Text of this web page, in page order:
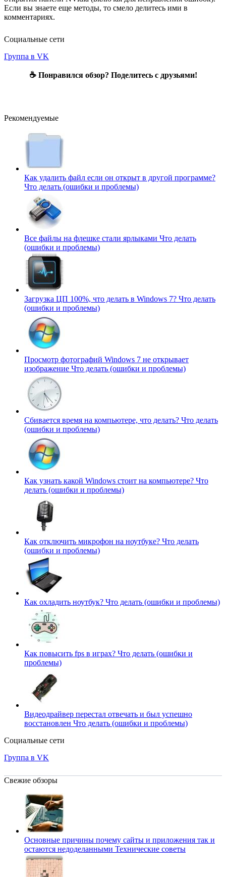
Если вы знаете еще методы, то смело делитесь ими в
комментариях.
Социальные сети
Группа в VK
☕ Понравился обзор? Поделитесь с друзьями!
Рекомендуемые
Как удалить файл если он открыт в другой программе?
Что делать (ошибки и проблемы)
Все файлы на флешке стали ярлыками Что делать
(ошибки и проблемы)
Загрузка ЦП 100%, что делать в Windows 7? Что делать
(ошибки и проблемы)
Просмотр фотографий Windows 7 не открывает
изображение Что делать (ошибки и проблемы)
Сбивается время на компьютере, что делать? Что делать
(ошибки и проблемы)
Как узнать какой Windows стоит на компьютере? Что
делать (ошибки и проблемы)
Как отключить микрофон на ноутбуке? Что делать
(ошибки и проблемы)
Как охладить ноутбук? Что делать (ошибки и проблемы)
Как повысить fps в играх? Что делать (ошибки и
проблемы)
Видеодрайвер перестал отвечать и был успешно
восстановлен Что делать (ошибки и проблемы)
Социальные сети
Группа в VK
Свежие обзоры
Основные причины почему сайты и приложения так и
остаются недоделанными Технические советы